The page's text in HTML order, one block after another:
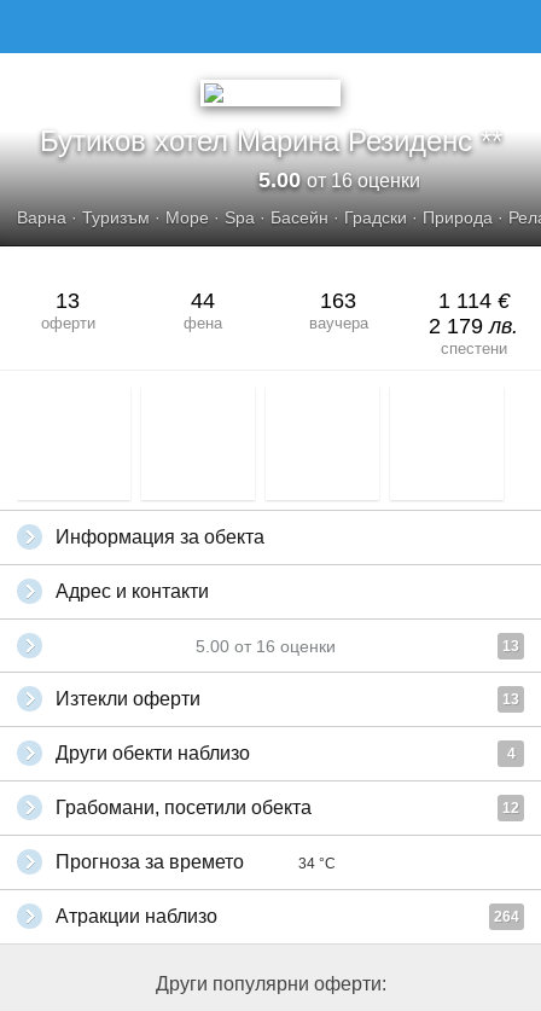
Бутиков хотел Марина Резиденс **
5.00от 16 оценки
Варна · Туризъм · Море · Spa · Басейн · Градски · Природа ·
13
оферти
44
фена
163
ваучера
1 114 €
2 179лв.
спестени
Информация за обекта
Адрес и контакти
5.00 от 16 оценки 13
Изтекли оферти 13
Други обекти наблизо 4
Грабомани, посетили обекта 12
Прогноза за времето 34 °C
Атракции наблизо 264
Други популярни оферти: